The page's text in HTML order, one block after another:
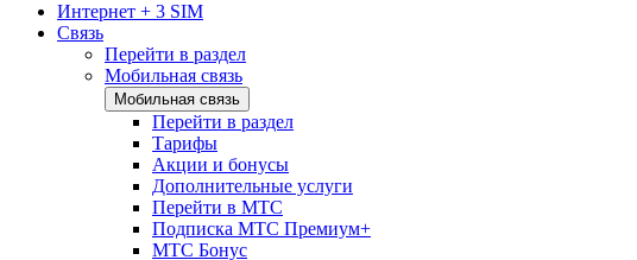
Интернет + 3 SIM
Связь
Перейти в раздел
Мобильная связь
Мобильная связь
Перейти в раздел
Тарифы
Акции и бонусы
Дополнительные услуги
Перейти в МТС
Подписка МТС Премиум+
МТС Бонус